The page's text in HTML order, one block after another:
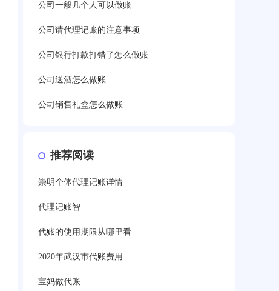
公司一般几个人可以做账
公司请代理记账的注意事项
公司银行打款打错了怎么做账
公司送酒怎么做账
公司销售礼盒怎么做账
推荐阅读
崇明个体代理记账详情
代理记账智
代账的使用期限从哪里看
2020年武汉市代账费用
宝妈做代账